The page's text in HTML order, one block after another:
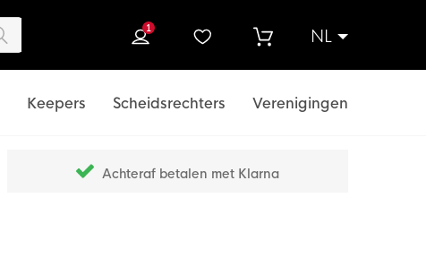
NL
1
Keepers Scheidsrechters Verenigingen
Achteraf betalen met Klarna